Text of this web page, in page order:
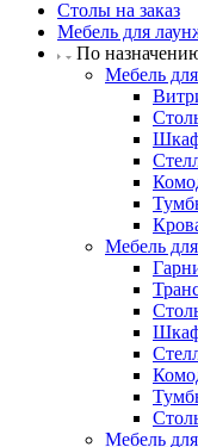
Столы на заказ
Мебель для
По
Мебель
Мебель
Мебель